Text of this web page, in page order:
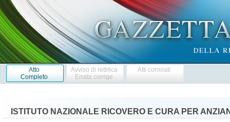
Atto
Completo
Avviso di rettifica
Errata corrige
Atti correlati
ISTITUTO NAZIONALE RICOVERO E CURA PER